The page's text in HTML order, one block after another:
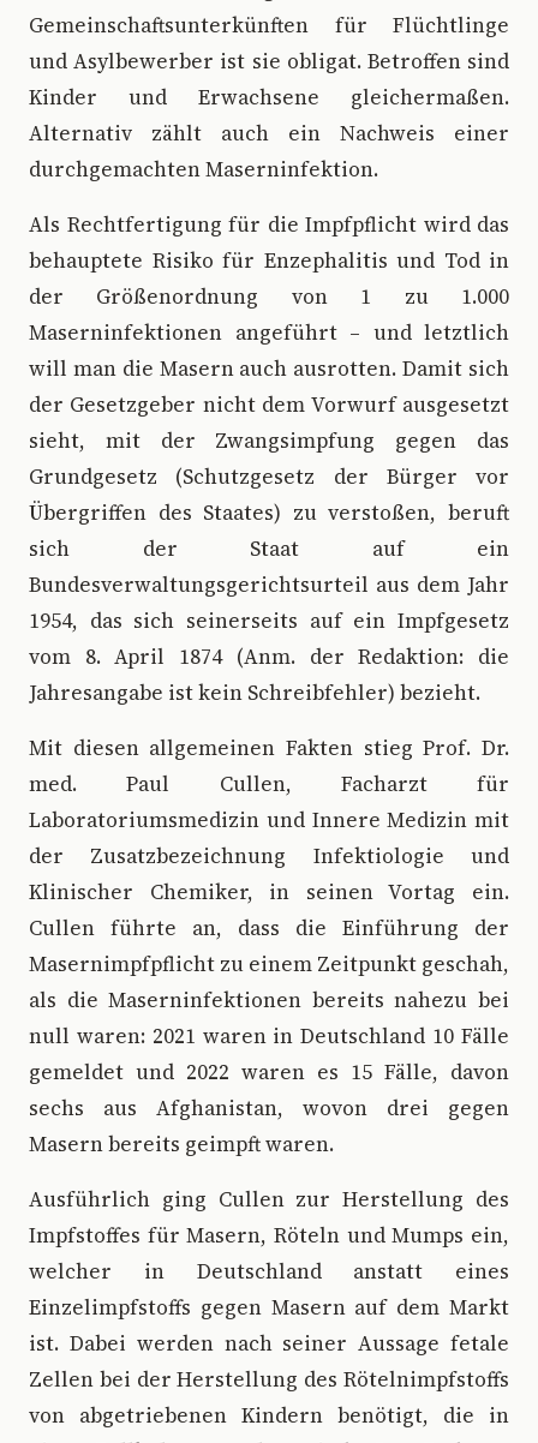
Gemeinschaftsunterkünften für Flüchtlinge
und Asylbewerber ist sie obligat. Betroffen sind
Kinder und Erwachsene gleichermaßen.
Alternativ zählt auch ein Nachweis einer
durchgemachten Masernin­fek­tion.
Als Rechtfertigung für die Impfpflicht wird das
behauptete Risiko für Enzephalitis und Tod in
der Größenordnung von 1 zu 1.000
Maserninfektionen angeführt – und letztlich
will man die Masern auch ausrotten. Damit sich
der Gesetzgeber nicht dem Vorwurf ausgesetzt
sieht, mit der Zwangsimpfung gegen das
Grundgesetz (Schutzgesetz der Bürger vor
Übergriffen des Staates) zu verstoßen, beruft
sich der Staat auf ein
Bundesverwaltungsgerichtsurteil aus dem Jahr
1954, das sich seinerseits auf ein Impfgesetz
vom 8. April 1874 (Anm. der Redaktion: die
Jahresangabe ist kein Schreibfehler) bezieht.
Mit diesen allgemeinen Fakten stieg Prof. Dr.
med. Paul Cullen, Facharzt für
Laboratoriumsmedizin und Innere Medizin mit
der Zusatzbezeichnung Infektiologie und
Klinischer Chemiker, in seinen Vortag ein.
Cullen führte an, dass die Einführung der
Masernimpfpflicht zu einem Zeitpunkt geschah,
als die Maserninfektionen bereits nahezu bei
null waren: 2021 waren in Deutschland 10 Fälle
gemeldet und 2022 waren es 15 Fälle, davon
sechs aus Afghanistan, wovon drei gegen
Masern bereits geimpft waren.
Ausführlich ging Cullen zur Herstellung des
Impfstoffes für Masern, Röteln und Mumps ein,
welcher in Deutschland anstatt eines
Einzelimpfstoffs gegen Masern auf dem Markt
ist. Dabei werden nach seiner Aussage fetale
Zellen bei der Herstellung des Rötelnimpfstoffs
von abgetriebenen Kindern benötigt, die in